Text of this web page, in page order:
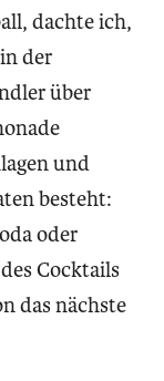
dachte ich,
der
über
und
besteht:
oder
Cocktails
das nächste